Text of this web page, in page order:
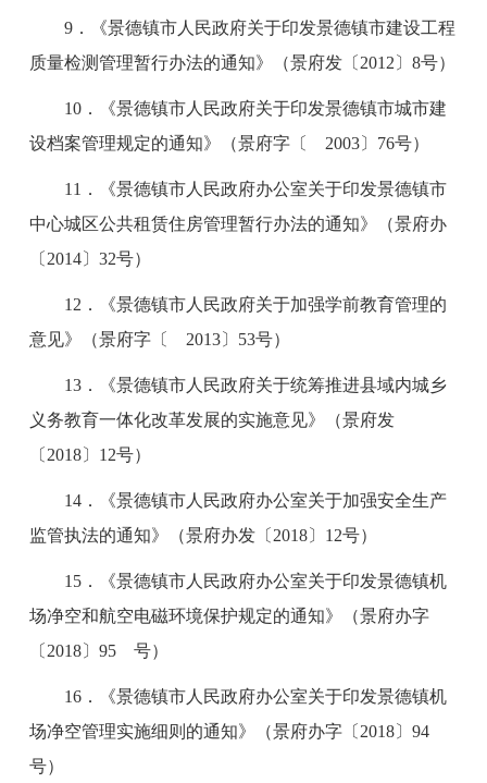
9．《景德镇市人民政府关于印发景德镇市建设工程
质量检测管理暂行办法的通知》（景府发〔2012〕8号）
10．《景德镇市人民政府关于印发景德镇市城市建
设档案管理规定的通知》（景府字〔 2003〕76号）
11．《景德镇市人民政府办公室关于印发景德镇市
中心城区公共租赁住房管理暂行办法的通知》（景府办
〔2014〕32号）
12．《景德镇市人民政府关于加强学前教育管理的
意见》（景府字〔 2013〕53号）
13．《景德镇市人民政府关于统筹推进县域内城乡
义务教育一体化改革发展的实施意见》（景府发
〔2018〕12号）
14．《景德镇市人民政府办公室关于加强安全生产
监管执法的通知》（景府办发〔2018〕12号）
15．《景德镇市人民政府办公室关于印发景德镇机
场净空和航空电磁环境保护规定的通知》（景府办字
〔2018〕95 号）
16．《景德镇市人民政府办公室关于印发景德镇机
场净空管理实施细则的通知》（景府办字〔2018〕94
号）